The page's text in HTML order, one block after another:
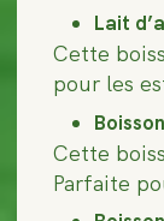
Lait
Cette
pour les
Cette
Parfaite